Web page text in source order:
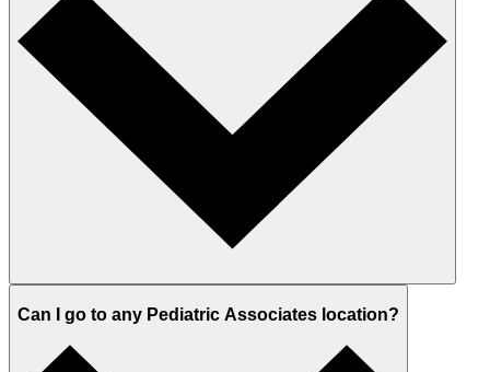
Can I go to any Pediatric Associates location?